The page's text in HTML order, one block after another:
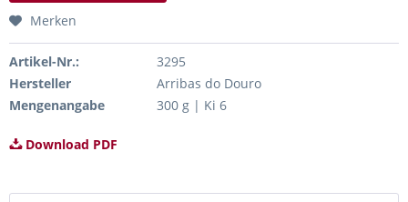
Merken
Artikel-Nr.:
3295
Hersteller
Arribas do Douro
Mengenangabe
300 g | Ki 6
Download PDF